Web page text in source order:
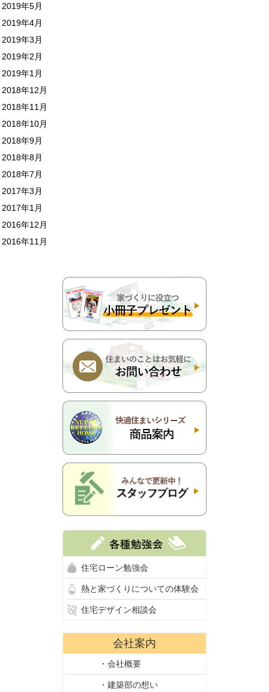
2019年5月
2019年4月
2019年3月
2019年2月
2019年1月
2018年12月
2018年11月
2018年10月
2018年9月
2018年8月
2018年7月
2017年3月
2017年1月
2016年12月
2016年11月
住宅ローン勉強会
熱と家づくりについての体験会
住宅デザイン相談会
会社案内
・会社概要
・建築部の想い